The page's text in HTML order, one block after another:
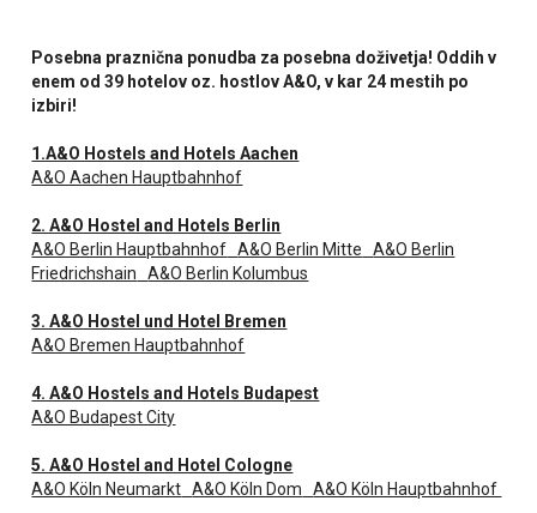
Posebna praznična ponudba za posebna doživetja! Oddih v
enem od 39 hotelov oz. hostlov A&O, v kar 24 mestih po
izbiri!
1.A&O Hostels and Hotels Aachen
A&O Aachen Hauptbahnhof
2. A&O Hostel and Hotels Berlin
A&O Berlin Hauptbahnhof A&O Berlin Mitte
A&O Berlin
Friedrichshain
A&O Berlin Kolumbus
3. A&O Hostel und Hotel Bremen
A&O Bremen Hauptbahnhof
4. A&O Hostels and Hotels Budapest
A&O Budapest City
5. A&O Hostel and Hotel Cologne
A&O Köln Neumarkt A&O Köln Dom A&O Köln Hauptbahnhof